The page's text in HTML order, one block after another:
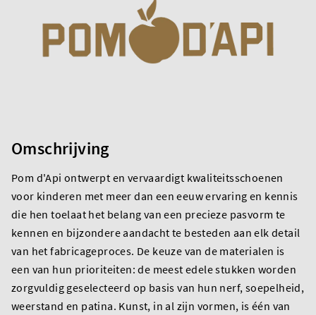
Omschrijving
Pom d'Api ontwerpt en vervaardigt kwaliteitsschoenen
voor kinderen met meer dan een eeuw ervaring en kennis
die hen toelaat het belang van een precieze pasvorm te
kennen en bijzondere aandacht te besteden aan elk detail
van het fabricageproces. De keuze van de materialen is
een van hun prioriteiten: de meest edele stukken worden
zorgvuldig geselecteerd op basis van hun nerf, soepelheid,
weerstand en patina. Kunst, in al zijn vormen, is één van